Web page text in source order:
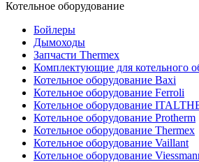
Котельное оборудование
Бойлеры
Дымоходы
Запчасти Thermex
Комплектующие для котельного
Котельное оборудование Baxi
Котельное оборудование Ferroli
Котельное оборудование
Котельное оборудование Protherm
Котельное оборудование Thermex
Котельное оборудование Vaillant
Котельное оборудование